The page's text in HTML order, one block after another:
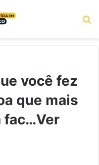
você fez
que mais
fac…Ver